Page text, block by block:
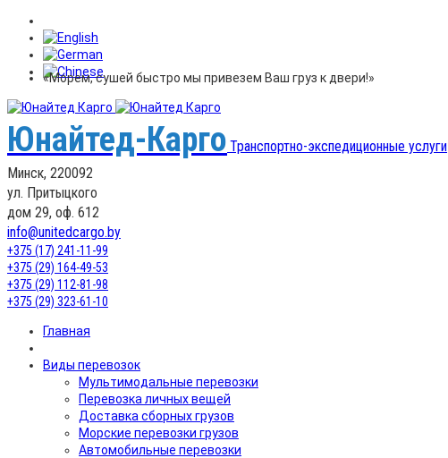
«Морем, сушей быстро мы привезем Ваш груз к двери!»
Юнайтед-Карго Транспортно-экспедиционные услуги
Минск, 220092
ул. Притыцкого
дом 29, оф. 612
info@unitedcargo.by
+375 (17) 241-11-99
+375 (29) 164-49-53
+375 (29) 112-81-98
+375 (29) 323-61-10
Главная
Виды перевозок
Мультимодальные перевозки
Перевозка личных вещей
Доставка сборных грузов
Морские перевозки грузов
Автомобильные перевозки